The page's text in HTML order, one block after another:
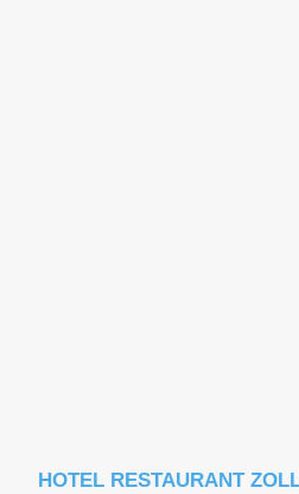
HOTEL RESTAURANT